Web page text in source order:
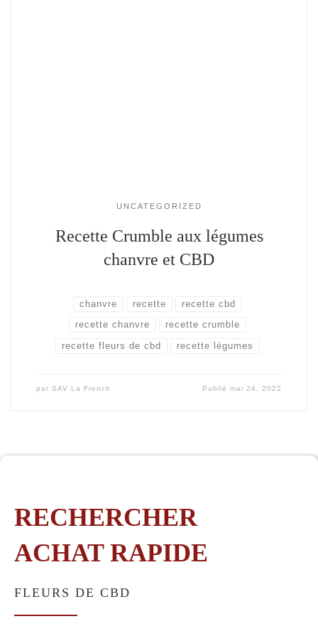
UNCATEGORIZED
Recette Crumble aux légumes
chanvre et CBD
chanvre recette
recette cbd
recette chanvre
recette crumble
recette fleurs de cbd
recette légumes
par SAV La French Publiémai 24, 2022
RECHERCHER
ACHAT RAPIDE
FLEURS DE CBD